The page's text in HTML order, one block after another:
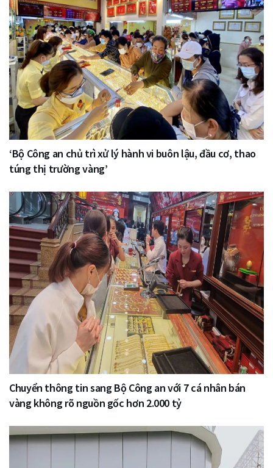
‘Bộ Công an chủ trì xử lý hành vi buôn lậu, đầu cơ, thao
túng thị trường vàng’
Chuyển thông tin sang Bộ Công an với 7 cá nhân bán
vàng không rõ nguồn gốc hơn 2.000 tỷ